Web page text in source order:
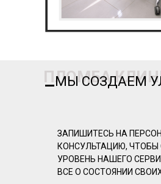
ПЛОМБА
МЫ СОЗДАЕМ
ЗАПИШИТЕСЬ НА
КОНСУЛЬТАЦИЮ, ЧТОБЫ
УРОВЕНЬ НАШЕГО
ВСЕ О СОСТОЯНИИ